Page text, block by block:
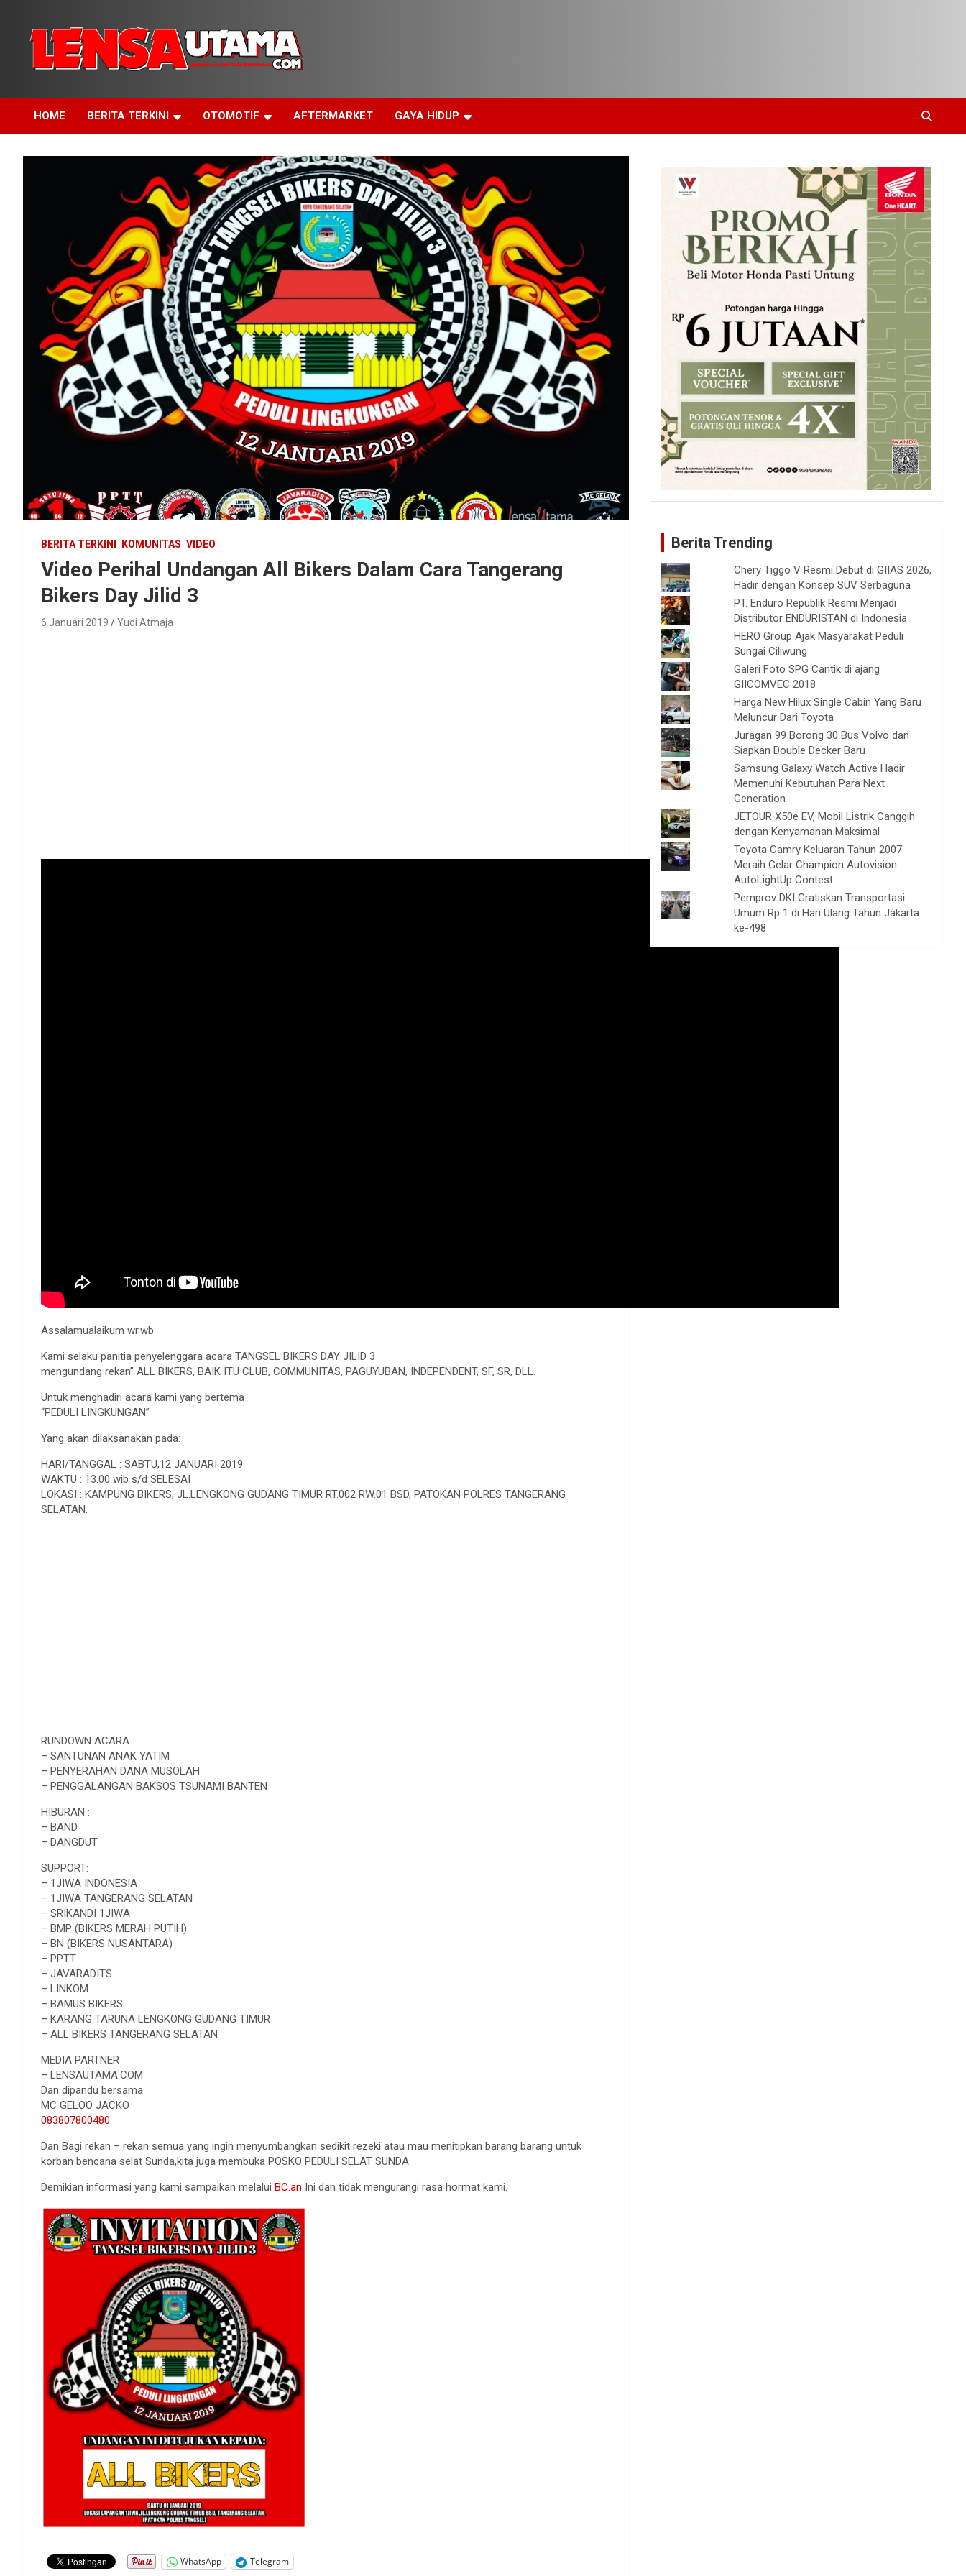
content
LensaUtama
HOME BERITA TERKINI OTOMOTIF AFTERMARKET GAYA HIDUP
BERITA TERKINI KOMUNITAS VIDEO
Video Perihal Undangan All Bikers Dalam Cara Tangerang
Bikers Day Jilid 3
6 Januari 2019 Yudi Atmaja
Assalamualaikum wr.wb
Kami selaku panitia penyelenggara acara TANGSEL BIKERS DAY JILID 3
mengundang rekan” ALL BIKERS, BAIK ITU CLUB, COMMUNITAS, PAGUYUBAN, INDEPENDENT, SF, SR, DLL.
Untuk menghadiri acara kami yang bertema
“PEDULI LINGKUNGAN”
Yang akan dilaksanakan pada:
HARI/TANGGAL : SABTU,12 JANUARI 2019
WAKTU : 13.00 wib s/d SELESAI
LOKASI : KAMPUNG BIKERS, JL.LENGKONG GUDANG TIMUR RT.002 RW.01 BSD, PATOKAN POLRES TANGERANG
SELATAN.
RUNDOWN ACARA :
– SANTUNAN ANAK YATIM
– PENYERAHAN DANA MUSOLAH
– PENGGALANGAN BAKSOS TSUNAMI BANTEN
HIBURAN :
– BAND
– DANGDUT
SUPPORT:
– 1JIWA INDONESIA
– 1JIWA TANGERANG SELATAN
– SRIKANDI 1JIWA
– BMP (BIKERS MERAH PUTIH)
– BN (BIKERS NUSANTARA)
– PPTT
– JAVARADITS
– LINKOM
– BAMUS BIKERS
– KARANG TARUNA LENGKONG GUDANG TIMUR
– ALL BIKERS TANGERANG SELATAN
MEDIA PARTNER
– LENSAUTAMA.COM
Dan dipandu bersama
MC GELOO JACKO
083807800480
Dan Bagi rekan – rekan semua yang ingin menyumbangkan sedikit rezeki atau mau menitipkan barang barang untuk
korban bencana selat Sunda,kita juga membuka POSKO PEDULI SELAT SUNDA
Demikian informasi yang kami sampaikan melalui BC.an Ini dan tidak mengurangi rasa hormat kami.
WhatsApp Telegram
Berita Trending
Chery Tiggo V Resmi Debut di GIIAS 2026,
Hadir dengan Konsep SUV Serbaguna
PT. Enduro Republik Resmi Menjadi
Distributor ENDURISTAN di Indonesia
HERO Group Ajak Masyarakat Peduli
Sungai Ciliwung
Galeri Foto SPG Cantik di ajang
GIICOMVEC 2018
Harga New Hilux Single Cabin Yang Baru
Meluncur Dari Toyota
Juragan 99 Borong 30 Bus Volvo dan
Siapkan Double Decker Baru
Samsung Galaxy Watch Active Hadir
Memenuhi Kebutuhan Para Next
Generation
JETOUR X50e EV, Mobil Listrik Canggih
dengan Kenyamanan Maksimal
Toyota Camry Keluaran Tahun 2007
Meraih Gelar Champion Autovision
AutoLightUp Contest
Pemprov DKI Gratiskan Transportasi
Umum Rp 1 di Hari Ulang Tahun Jakarta
ke-498